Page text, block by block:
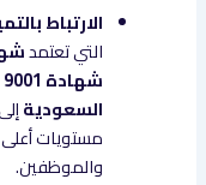
الارتباط
التي تعتمد
شهادة ISO 9001 السعودية
السعودية
مستويات
والموظفين.